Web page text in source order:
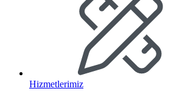
Hizmetlerimiz